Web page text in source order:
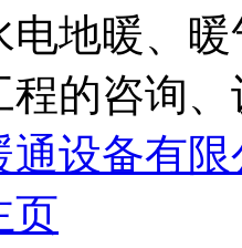
电地暖、
程的咨询
通设备有限
页